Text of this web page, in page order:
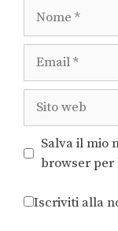
Salva il mio
browser per
Iscriviti alla